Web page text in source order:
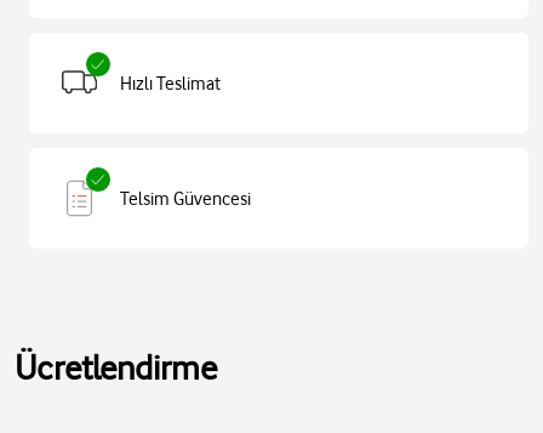
Hızlı Teslimat
Telsim Güvencesi
Ücretlendirme